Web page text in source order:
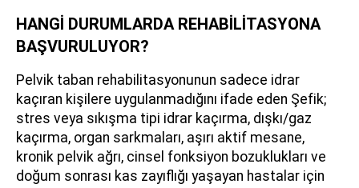
HANGİ DURUMLARDA REHABİLİTASYONA
BAŞVURULUYOR?
Pelvik taban rehabilitasyonunun sadece idrar
kaçıran kişilere uygulanmadığını ifade eden Şefik;
stres veya sıkışma tipi idrar kaçırma, dışkı/gaz
kaçırma, organ sarkmaları, aşırı aktif mesane,
kronik pelvik ağrı, cinsel fonksiyon bozuklukları ve
doğum sonrası kas zayıflığı yaşayan hastalar için